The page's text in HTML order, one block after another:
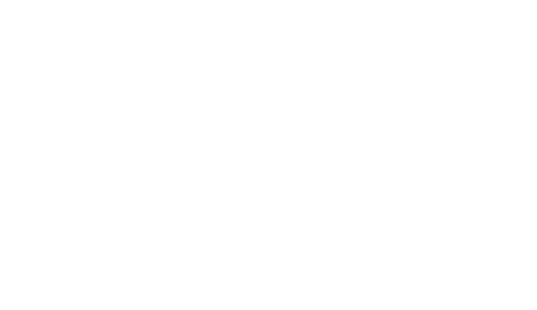
обаче непрестанно сравняват двете момичета,
култура при процеса на избор на съпруга